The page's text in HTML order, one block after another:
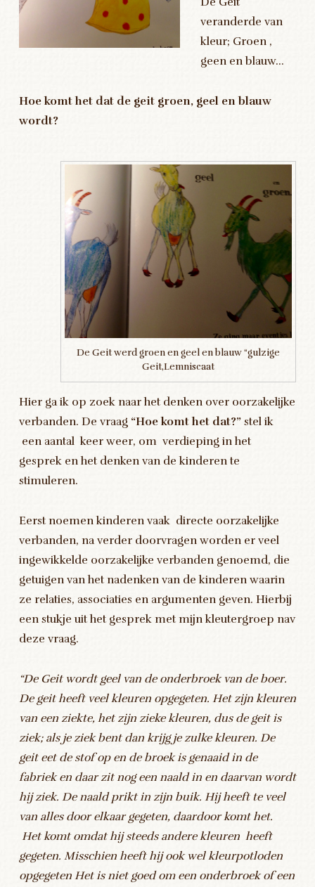
veranderde van
kleur; Groen ,
geen en blauw…
Hoe komt het dat de geit groen, geel en blauw
wordt?
De Geit werd groen en geel en blauw “gulzige
Geit,Lemniscaat
Hier ga ik op zoek naar het denken over oorzakelijke
verbanden. De vraag“Hoe komt het dat?”stel ik
een aantal keer weer, om verdieping in het
gesprek en het denken van de kinderen te
stimuleren.
Eerst noemen kinderen vaak directe oorzakelijke
verbanden, na verder doorvragen worden er veel
ingewikkelde oorzakelijke verbanden genoemd, die
getuigen van het nadenken van de kinderen waarin
ze relaties, associaties en argumenten geven. Hierbij
een stukje uit het gesprek met mijn kleutergroep nav
deze vraag.
“De Geit wordt geel van de onderbroek van de boer.
De geit heeft veel kleuren opgegeten. Het zijn kleuren
van een ziekte, het zijn zieke kleuren, dus de geit is
ziek; als je ziek bent dan krijg je zulke kleuren. De
geit eet de stof op en de broek is genaaid in de
fabriek en daar zit nog een naald in en daarvan wordt
hij ziek. De naald prikt in zijn buik. Hij heeft te veel
van alles door elkaar gegeten, daardoor komt het.
Het komt omdat hij steeds andere kleuren heeft
gegeten. Misschien heeft hij ook wel kleurpotloden
opgegeten Het is niet goed om een onderbroek of een